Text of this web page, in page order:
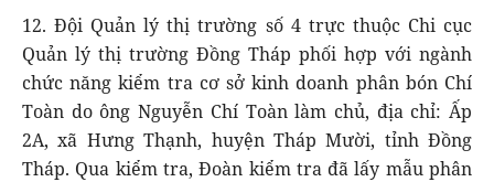
12. Đội Quản lý thị trường số 4 trực thuộc Chi cục
Quản lý thị trường Đồng Tháp phối hợp với ngành
chức năng kiểm tra cơ sở kinh doanh phân bón Chí
Toàn do ông Nguyễn Chí Toàn làm chủ, địa chỉ: Ấp
2A, xã Hưng Thạnh, huyện Tháp Mười, tỉnh Đồng
Tháp. Qua kiểm tra, Đoàn kiểm tra đã lấy mẫu phân